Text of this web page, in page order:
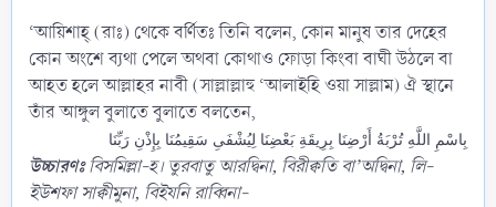
‘আয়িশাহ্ (রাঃ) থেকে বর্ণিতঃ তিনি বলেন, কোন মানুষ তার দেহের
কোন অংশে ব্যথা পেলে অথবা কোথাও ফোড়া কিংবা বাঘী উঠলে বা
আহত হলে আল্লাহর নাবী (সাল্লাল্লাহু ‘আলাইহি ওয়া সাল্লাম) ঐ স্থানে
তাঁর আঙ্গুল বুলাতে বুলাতে বলতেন,
بِاسْمِ اللَّهِ تُرْبَةُ أَرْضِنَا بِرِيقَةِ بَعْضِنَا لِيُشْفَىِ سَقِيمُنَا بِإِذْنِ رَبِّنَا
উচ্চারণঃবিসমিল্লা-হ। তুরবাতু আরদ্বিনা, বিরীক্বতি বা’অদ্বিনা, লি-
ইউশফা সাক্বীমুনা, বিইযনি রাব্বিনা-